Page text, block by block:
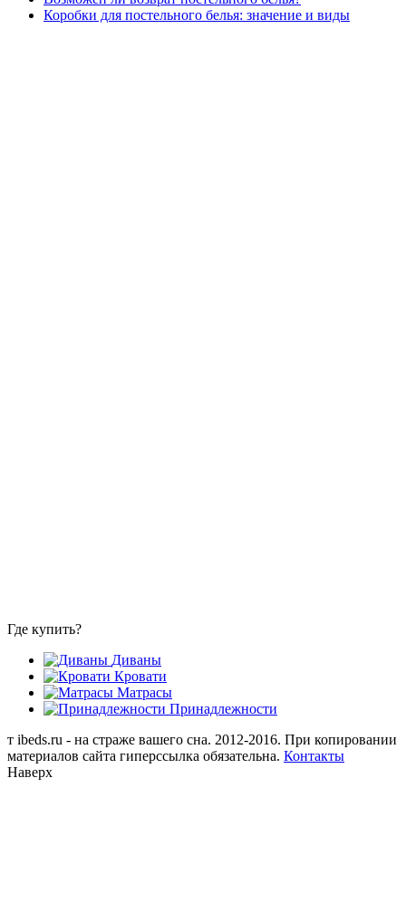
Коробки для постельного белья: значение и виды
Где купить?
Диваны
Кровати
Матрасы
Принадлежности
т ibeds.ru - на страже вашего сна. 2012-2016. При копировании
материалов сайта гиперссылка обязательна. Контакты
Наверх